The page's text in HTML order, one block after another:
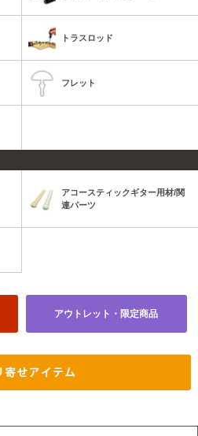
トラスロッド
フレット
アコースティックギター用材/関
連パーツ
アウトレット・限定商品